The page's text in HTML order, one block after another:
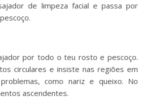
de limpeza facial e passa por
por todo o teu rosto e pescoço.
circulares e insiste nas regiões em
como nariz e queixo. No
ascendentes.